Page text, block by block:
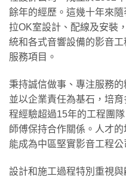
餘年的經歷。這幾十年來
拉OK室設計、配線及安裝
統和各式音響設備的影音
服務項目。
秉持誠信做事、專注服務
並以企業責任為基石，培
程經驗超過15年的工程團
師傅保持合作關係。人才
能成為中區堅實影音工程公
設計和施工過程特別重視